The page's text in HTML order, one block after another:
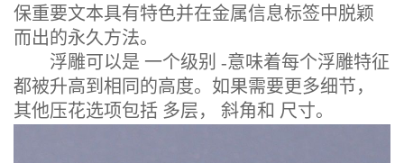
保重要文本具有特色并在金属信息标签中脱颖
而出的永久方法。
浮雕可以是 一个级别 -意味着每个浮雕特征
都被升高到相同的高度。如果需要更多细节，
其他压花选项包括 多层， 斜角和 尺寸。